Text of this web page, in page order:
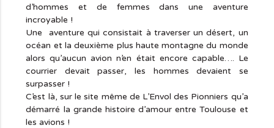
d’hommes et de femmes dans une aventure
incroyable !
Une aventure qui consistait à traverser un désert, un
océan et la deuxième plus haute montagne du monde
alors qu’aucun avion n’en était encore capable…. Le
courrier devait passer, les hommes devaient se
surpasser !
C’est là, sur le site même de L’Envol des Pionniers qu’a
démarré la grande histoire d’amour entre Toulouse et
les avions !